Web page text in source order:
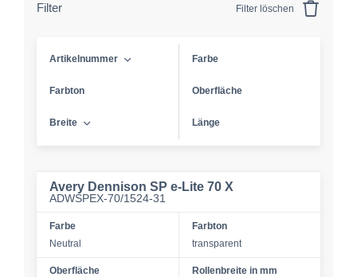
Filter Filter löschen
Artikelnummer Farbe
Farbton Oberfläche
Breite Länge
Avery Dennison SP e-Lite 70 X
ADWSPEX-70/1524-31
Farbe
Neutral
Farbton
transparent
Oberfläche
Rollenbreite in mm